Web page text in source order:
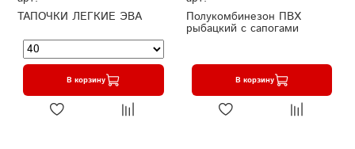
ТАПОЧКИ ЛЕГКИЕ ЭВА
В корзину
Полукомбинезон ПВХ
рыбацкий с сапогами
В корзину